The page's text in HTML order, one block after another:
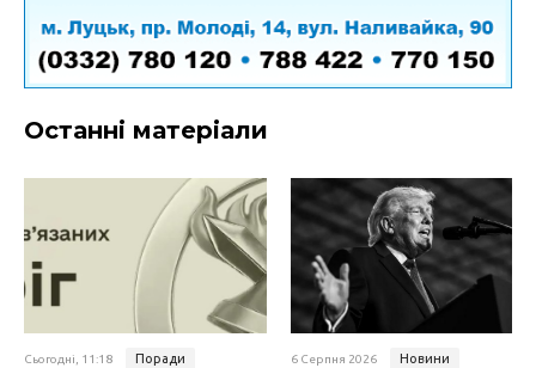
Останні матеріали
Сьогодні, 11:18 Поради 6 Серпня 2026 Новини